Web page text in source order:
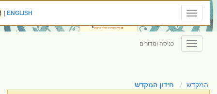
Toggle
navigation
ENGLISH
|
Toggle
navigation
כניסה ומדורים
המקדש חידון המקדש